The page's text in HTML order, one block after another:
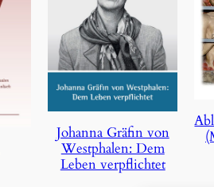
Johanna Gräfin von
Westphalen: Dem
Leben verpflichtet